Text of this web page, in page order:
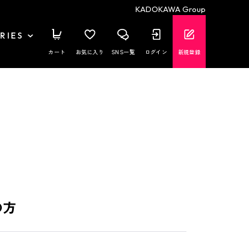
KADOKAWA Group
カート お気に入り SNS一覧 ログイン 新規登録